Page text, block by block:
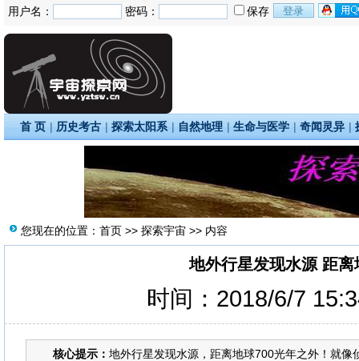
用户名： 密码： 保存
首 页 | 历史考古 | 探索太阳系 | 自然地理 | 生命与医学 | 奇闻灵异 |
您现在的位置： 首页 >> 探索宇宙 >> 内容
地外行星发现水源 距
时间：2018/6/7
核心提示： 地外行星发现水源，距离地球700光年之外！就